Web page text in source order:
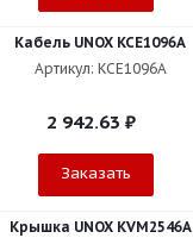
Кабель UNOX KCE1096A
Артикул: KCE1096A
2 942.63 ₽
Заказать
Крышка UNOX KVM2546A